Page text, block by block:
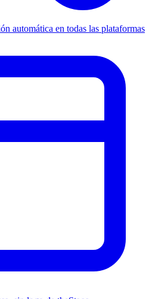
automática en todas las plataformas